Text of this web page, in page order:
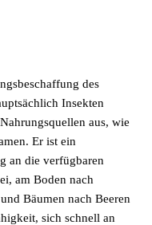
des
Insekten
aus, wie
Er ist ein
an die verfügbaren
am Boden nach
Bäumen nach Beeren
sich schnell an